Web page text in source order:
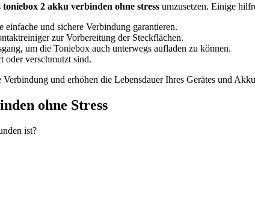
toniebox 2 akku verbinden ohne stress umzusetzen. Einige
und sichere Verbindung garantieren.
zur Vorbereitung der Steckflächen.
um die Toniebox auch unterwegs aufladen zu können.
oder verschmutzt sind.
und erhöhen die Lebensdauer Ihres Gerätes und
ohne Stress
ist?